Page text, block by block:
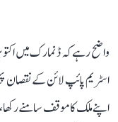
واضح رہے کہ ڈنمارک میں
اسٹریم پائپ لائن کے نقصان
اپنے ملک کا موقف سامنے